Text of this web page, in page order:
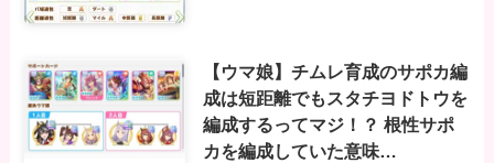
【ウマ娘】チムレ育成のサポカ編
成は短距離でもスタチヨドトウを
編成するってマジ！？ 根性サポ
カを編成していた意味…